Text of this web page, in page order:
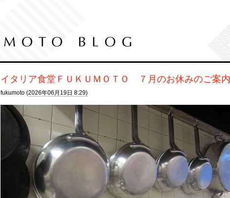
イタリア食堂ＦＵＫＵＭＯＴＯ ７月のお休みのご案
fukumoto (2026年06月19日 8:29)